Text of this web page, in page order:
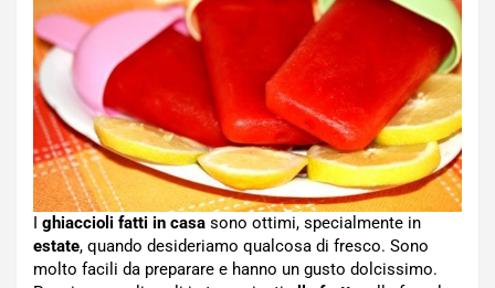
ghiaccioli fatti in casa sono ottimi, specialmente in
estate, quando desideriamo qualcosa di fresco. Sono
molto facili da preparare e hanno un gusto dolcissimo.